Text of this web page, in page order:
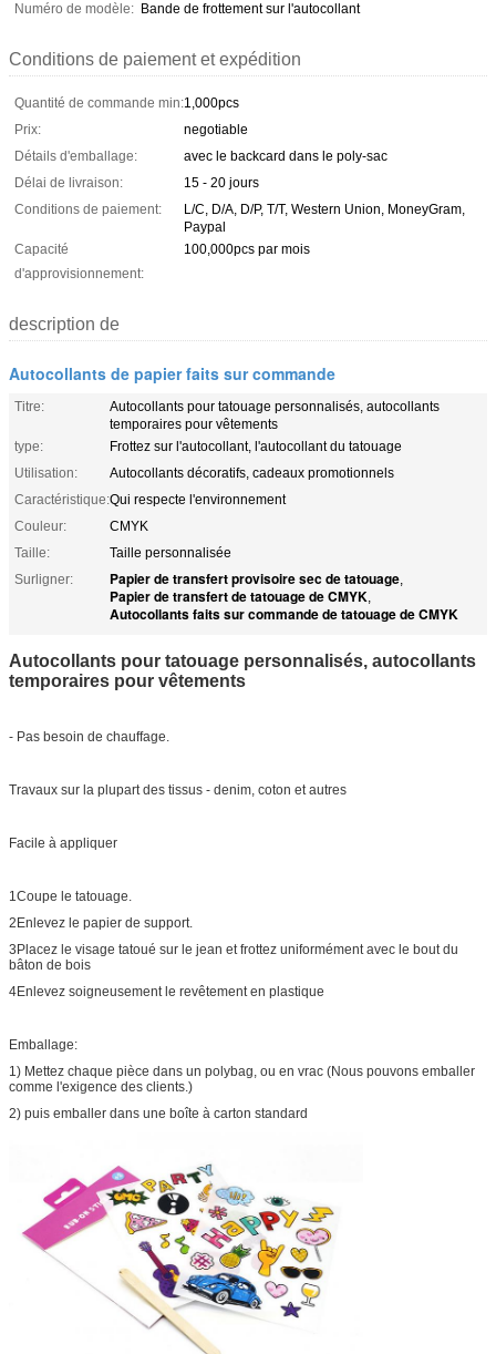
Numéro de modèle: Bande de frottement sur l'autocollant
Conditions de paiement et expédition
Quantité de commande min:1,000pcs
Prix:
negotiable
Détails d'emballage:
avec le backcard dans le poly-sac
Délai de livraison:
15 - 20 jours
Conditions de paiement:
L/C, D/A, D/P, T/T, Western Union, MoneyGram,
Paypal
Capacité
d'approvisionnement:
100,000pcs par mois
description de
Autocollants de papier faits sur commande
Titre:
Autocollants pour tatouage personnalisés, autocollants
temporaires pour vêtements
type:
Frottez sur l'autocollant, l'autocollant du tatouage
Utilisation:
Autocollants décoratifs, cadeaux promotionnels
Caractéristique:Qui respecte l'environnement
Couleur:
CMYK
Taille:
Taille personnalisée
Surligner:
Papier de transfert provisoire sec de tatouage,
Papier de transfert de tatouage de CMYK,
Autocollants faits sur commande de tatouage de CMYK
Autocollants pour tatouage personnalisés, autocollants
temporaires pour vêtements
- Pas besoin de chauffage.
Travaux sur la plupart des tissus - denim, coton et autres
Facile à appliquer
1Coupe le tatouage.
2Enlevez le papier de support.
3Placez le visage tatoué sur le jean et frottez uniformément avec le bout du
bâton de bois
4Enlevez soigneusement le revêtement en plastique
Emballage:
1) Mettez chaque pièce dans un polybag, ou en vrac (Nous pouvons emballer
comme l'exigence des clients.)
2) puis emballer dans une boîte à carton standard